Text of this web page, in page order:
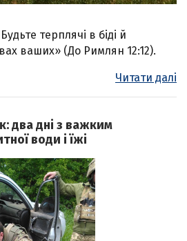
терплячі в біді й
ваших» (До Римлян 12:12).
Читати далі
два дні з важким
води і їжі